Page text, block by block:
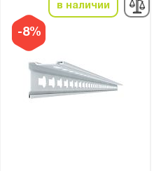
-8%
в наличии